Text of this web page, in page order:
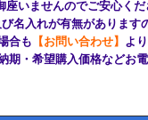
ませんのでご安心くだ
入れが有無があります
合も 【お問い合わせ】 よ
希望購入価格などお電